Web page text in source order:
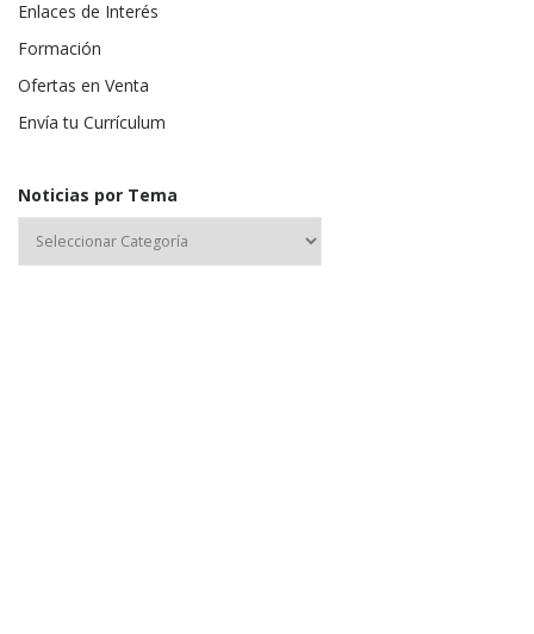
Enlaces de Interés
Formación
Ofertas en Venta
Envía tu Currículum
Noticias por Tema